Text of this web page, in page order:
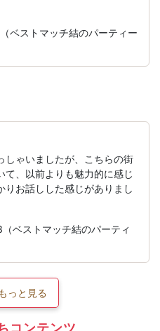
ベストマッチ結のパーティー
しゃいましたが、こちらの街
て、以前よりも魅力的に感じ
りお話しした感じがありまし
ベストマッチ結のパーティ
っと見る
コンテンツ